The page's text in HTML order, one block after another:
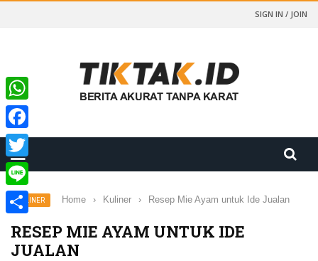
SIGN IN / JOIN
KULINER Home › Kuliner › Resep Mie Ayam untuk Ide Jualan
RESEP MIE AYAM UNTUK IDE
JUALAN
WhatsApp
Facebook
Twitter
Line
Share